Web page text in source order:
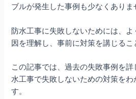
ブルが発生した事例も少なくありま
防水工事に失敗しないためには、
因を理解し、事前に対策を講じるこ
この記事では、過去の失敗事例を
水工事で失敗しないための対策をわ
す。